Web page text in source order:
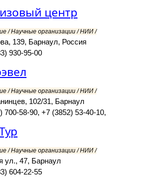
центр
/ Научные организации / НИИ /
139, Барнаул, Россия
930-95-00
/ Научные организации / НИИ /
102/31, Барнаул
700-58-90, +7 (3852) 53-40-10,
/ Научные организации / НИИ /
ул., 47, Барнаул
604-22-55